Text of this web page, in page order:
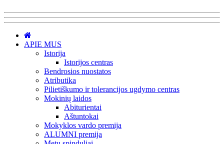
APIE MUS
Istorija
Istorijos centras
Bendrosios nuostatos
Atributika
Pilietiškumo ir tolerancijos ugdymo centras
Mokinių laidos
Abiturientai
Aštuntokai
Mokyklos vardo premija
ALUMNI premija